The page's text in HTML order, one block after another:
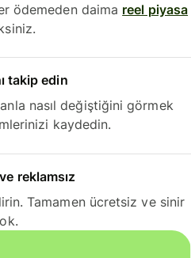
ödemeden daima reel piyasa
takip edin
nasıl değiştiğini görmek
kaydedin.
reklamsız
Tamamen ücretsiz ve sinir